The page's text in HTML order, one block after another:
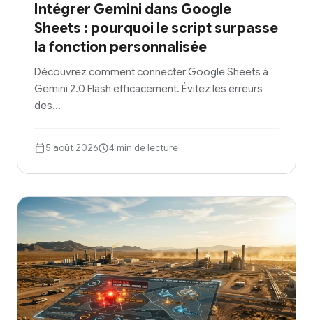
Intégrer Gemini dans Google
Sheets : pourquoi le script surpasse
la fonction personnalisée
Découvrez comment connecter Google Sheets à
Gemini 2.0 Flash efficacement. Évitez les erreurs
des…
5 août 2026 4 min de lecture